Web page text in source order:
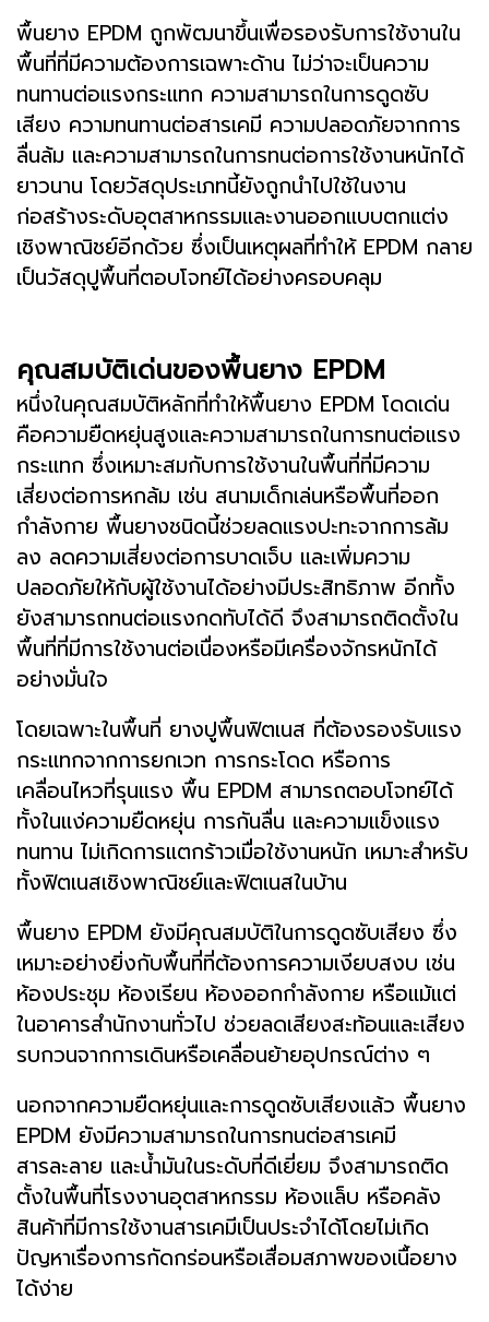
พื้นยาง EPDM ถูกพัฒนาขึ้นเพื่อรองรับการใช้งานใน
พื้นที่ที่มีความต้องการเฉพาะด้าน ไม่ว่าจะเป็นความ
ทนทานต่อแรงกระแทก ความสามารถในการดูดซับ
เสียง ความทนทานต่อสารเคมี ความปลอดภัยจากการ
ลื่นล้ม และความสามารถในการทนต่อการใช้งานหนักได้
ยาวนาน โดยวัสดุประเภทนี้ยังถูกนำไปใช้ในงาน
ก่อสร้างระดับอุตสาหกรรมและงานออกแบบตกแต่ง
เชิงพาณิชย์อีกด้วย ซึ่งเป็นเหตุผลที่ทำให้ EPDM กลาย
เป็นวัสดุปูพื้นที่ตอบโจทย์ได้อย่างครอบคลุม
คุณสมบัติเด่นของพื้นยาง EPDM
หนึ่งในคุณสมบัติหลักที่ทำให้พื้นยาง EPDM โดดเด่น
คือความยืดหยุ่นสูงและความสามารถในการทนต่อแรง
กระแทก ซึ่งเหมาะสมกับการใช้งานในพื้นที่ที่มีความ
เสี่ยงต่อการหกล้ม เช่น สนามเด็กเล่นหรือพื้นที่ออก
กำลังกาย พื้นยางชนิดนี้ช่วยลดแรงปะทะจากการล้ม
ลง ลดความเสี่ยงต่อการบาดเจ็บ และเพิ่มความ
ปลอดภัยให้กับผู้ใช้งานได้อย่างมีประสิทธิภาพ อีกทั้ง
ยังสามารถทนต่อแรงกดทับได้ดี จึงสามารถติดตั้งใน
พื้นที่ที่มีการใช้งานต่อเนื่องหรือมีเครื่องจักรหนักได้
อย่างมั่นใจ
โดยเฉพาะในพื้นที่ ยางปูพื้นฟิตเนส ที่ต้องรองรับแรง
กระแทกจากการยกเวท การกระโดด หรือการ
เคลื่อนไหวที่รุนแรง พื้น EPDM สามารถตอบโจทย์ได้
ทั้งในแง่ความยืดหยุ่น การกันลื่น และความแข็งแรง
ทนทาน ไม่เกิดการแตกร้าวเมื่อใช้งานหนัก เหมาะสำหรับ
ทั้งฟิตเนสเชิงพาณิชย์และฟิตเนสในบ้าน
พื้นยาง EPDM ยังมีคุณสมบัติในการดูดซับเสียง ซึ่ง
เหมาะอย่างยิ่งกับพื้นที่ที่ต้องการความเงียบสงบ เช่น
ห้องประชุม ห้องเรียน ห้องออกกำลังกาย หรือแม้แต่
ในอาคารสำนักงานทั่วไป ช่วยลดเสียงสะท้อนและเสียง
รบกวนจากการเดินหรือเคลื่อนย้ายอุปกรณ์ต่าง ๆ
นอกจากความยืดหยุ่นและการดูดซับเสียงแล้ว พื้นยาง
EPDM ยังมีความสามารถในการทนต่อสารเคมี
สารละลาย และน้ำมันในระดับที่ดีเยี่ยม จึงสามารถติด
ตั้งในพื้นที่โรงงานอุตสาหกรรม ห้องแล็บ หรือคลัง
สินค้าที่มีการใช้งานสารเคมีเป็นประจำได้โดยไม่เกิด
ปัญหาเรื่องการกัดกร่อนหรือเสื่อมสภาพของเนื้อยาง
ได้ง่าย